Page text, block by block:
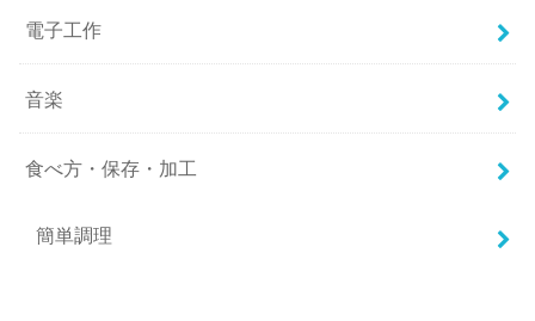
電子工作
音楽
食べ方・保存・加工
簡単調理